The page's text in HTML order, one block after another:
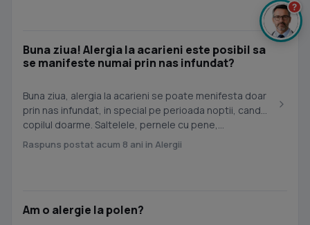
Buna ziua! Alergia la acarieni este posibil sa
se manifeste numai prin nas infundat?
Buna ziua, alergia la acarieni se poate menifesta doar
prin nas infundat, in special pe perioada noptii, cand
copilul doarme. Saltelele, pernele cu pene,...
Raspuns postat acum 8 ani in Alergii
Am o alergie la polen?
?